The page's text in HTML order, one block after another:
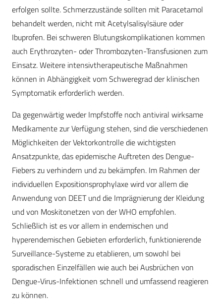
erfolgen sollte. Schmerzzustände sollten mit Paracetamol
behandelt werden, nicht mit Acetylsalisylsäure oder
Ibuprofen. Bei schweren Blutungskomplikationen kommen
auch Erythrozyten- oder Thrombozyten-Transfusionen zum
Einsatz. Weitere intensivtherapeutische Maßnahmen
können in Abhängigkeit vom Schweregrad der klinischen
Symptomatik erforderlich werden.
Da gegenwärtig weder Impfstoffe noch antiviral wirksame
Medikamente zur Verfügung stehen, sind die verschiedenen
Möglichkeiten der Vektorkontrolle die wichtigsten
Ansatzpunkte, das epidemische Auftreten des Dengue-
Fiebers zu verhindern und zu bekämpfen. Im Rahmen der
individuellen Expositionsprophylaxe wird vor allem die
Anwendung von DEET und die Imprägnierung der Kleidung
und von Moskitonetzen von der WHO empfohlen.
Schließlich ist es vor allem in endemischen und
hyperendemischen Gebieten erforderlich, funktionierende
Surveillance-Systeme zu etablieren, um sowohl bei
sporadischen Einzelfällen wie auch bei Ausbrüchen von
Dengue-Virus-Infektionen schnell und umfassend reagieren
zu können.